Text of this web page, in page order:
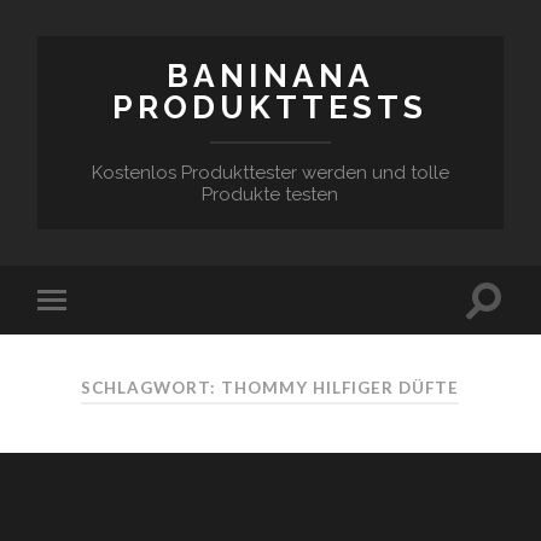
BANINANA
PRODUKTTESTS
Kostenlos Produkttester werden und tolle
Produkte testen
SCHLAGWORT: THOMMY HILFIGER DÜFTE